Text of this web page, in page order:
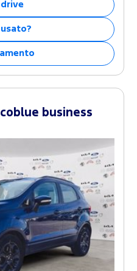
usato?
business